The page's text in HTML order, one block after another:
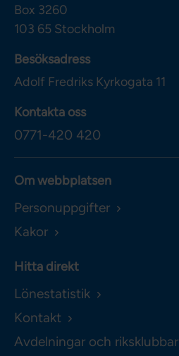
Box 3260
103 65 Stockholm
Besöksadress
Adolf Fredriks Kyrkogata 11
Kontakta oss
0771-420 420
Om webbplatsen
Personuppgifter
Kakor
Hitta direkt
Lönestatistik
Kontakt
Avdelningar och riksklubbar